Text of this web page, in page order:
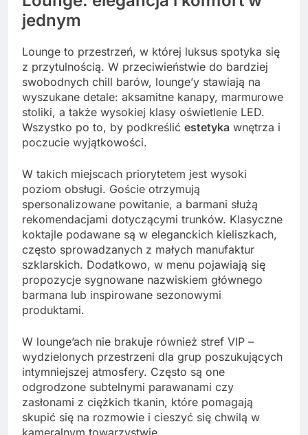
jednym
Lounge to przestrzeń, w której luksus spotyka się
z przytulnością. W przeciwieństwie do bardziej
swobodnych chill barów, lounge’y stawiają na
wyszukane detale: aksamitne kanapy, marmurowe
stoliki, a także wysokiej klasy oświetlenie LED.
Wszystko po to, by podkreślić estetyka wnętrza i
poczucie wyjątkowości.
W takich miejscach priorytetem jest wysoki
poziom obsługi. Goście otrzymują
spersonalizowane powitanie, a barmani służą
rekomendacjami dotyczącymi trunków. Klasyczne
koktajle podawane są w eleganckich kieliszkach,
często sprowadzanych z małych manufaktur
szklarskich. Dodatkowo, w menu pojawiają się
propozycje sygnowane nazwiskiem głównego
barmana lub inspirowane sezonowymi
produktami.
W lounge’ach nie brakuje również stref VIP –
wydzielonych przestrzeni dla grup poszukujących
intymniejszej atmosfery. Często są one
odgrodzone subtelnymi parawanami czy
zasłonami z ciężkich tkanin, które pomagają
skupić się na rozmowie i cieszyć się chwilą w
kameralnym towarzystwie.